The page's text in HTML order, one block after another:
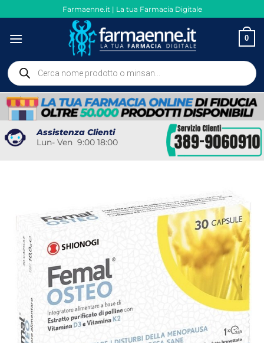
ai
contenuti
Farmaenne.it | La tua Farmacia Digitale
0
Ricerca
prodotti
Assistenza Clienti
Lun- Ven 9:00 18:00